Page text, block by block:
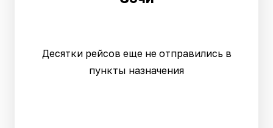
Десятки рейсов еще не отправились в
пункты назначения